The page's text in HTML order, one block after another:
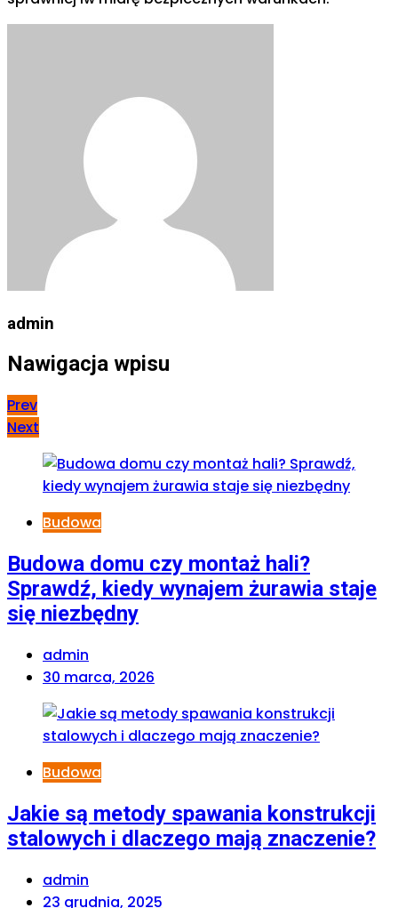
admin
Nawigacja wpisu
Prev
Next
Budowa
Budowa domu czy montaż hali?
Sprawdź, kiedy wynajem żurawia staje
się niezbędny
admin
30 marca, 2026
Budowa
Jakie są metody spawania konstrukcji
stalowych i dlaczego mają znaczenie?
admin
23 grudnia, 2025